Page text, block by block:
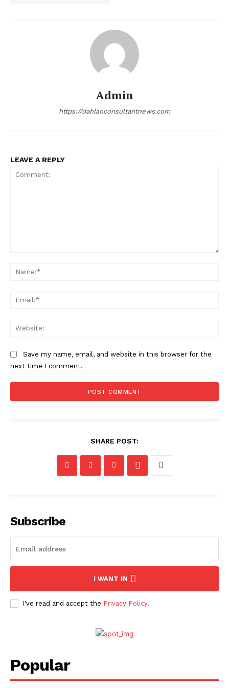
News Week
Admin
https://dahlanconsultantnews.com
LEAVE A REPLY
Save my name, email, and website in this browser for the
next time I comment.
SHARE POST:
Subscribe
I WANT IN
I've read and accept the Privacy Policy.
Popular